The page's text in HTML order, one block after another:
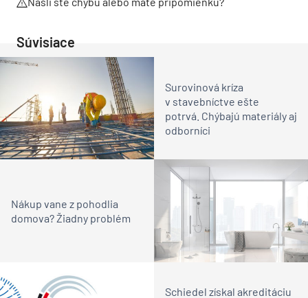
Súvisiace
Surovinová kríza
v stavebníctve ešte
potrvá. Chýbajú materiály aj
odborníci
Nákup vane z pohodlia
domova? Žiadny problém
Schiedel získal akreditáciu